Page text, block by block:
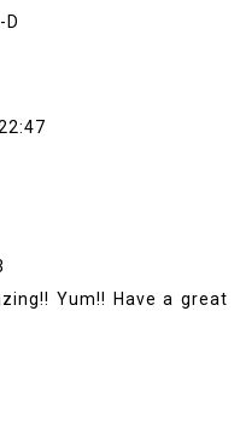
D
Yum!! Have a great